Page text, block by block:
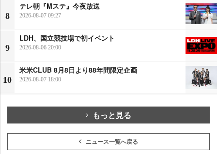
8
テレ朝『Mステ』今夜放送
2026-08-07 09:27
9
LDH、国立競技場で初イベント
2026-08-06 20:00
10
米米CLUB 8月8日より88年間限定企画
2026-08-07 18:00
もっと見る
ニュース一覧へ戻る